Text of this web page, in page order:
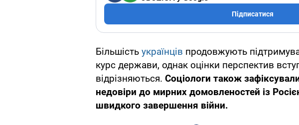
Підписатися
Більшість українців продовжують
курс держави, однак оцінки перспектив
відрізняються. Соціологи також
недовіри до мирних домовленостей із
швидкого завершення війни.